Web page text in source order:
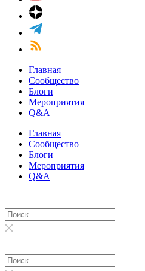
Главная
Сообщество
Блоги
Мероприятия
Q&A
Главная
Сообщество
Блоги
Мероприятия
Q&A